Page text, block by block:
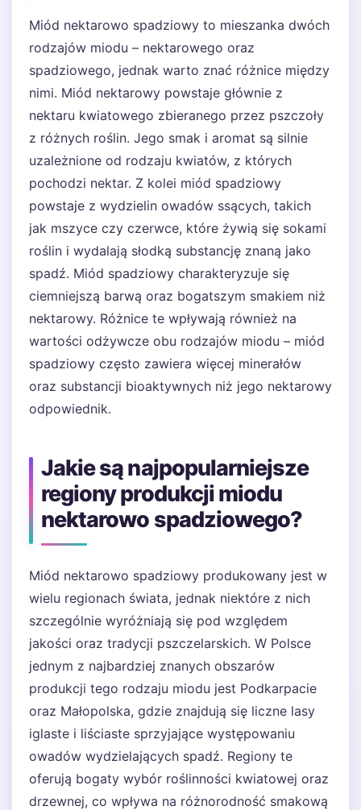
Miód nektarowo spadziowy to mieszanka dwóch
rodzajów miodu – nektarowego oraz
spadziowego, jednak warto znać różnice między
nimi. Miód nektarowy powstaje głównie z
nektaru kwiatowego zbieranego przez pszczoły
z różnych roślin. Jego smak i aromat są silnie
uzależnione od rodzaju kwiatów, z których
pochodzi nektar. Z kolei miód spadziowy
powstaje z wydzielin owadów ssących, takich
jak mszyce czy czerwce, które żywią się sokami
roślin i wydalają słodką substancję znaną jako
spadź. Miód spadziowy charakteryzuje się
ciemniejszą barwą oraz bogatszym smakiem niż
nektarowy. Różnice te wpływają również na
wartości odżywcze obu rodzajów miodu – miód
spadziowy często zawiera więcej minerałów
oraz substancji bioaktywnych niż jego nektarowy
odpowiednik.
Jakie są najpopularniejsze
regiony produkcji miodu
nektarowo spadziowego?
Miód nektarowo spadziowy produkowany jest w
wielu regionach świata, jednak niektóre z nich
szczególnie wyróżniają się pod względem
jakości oraz tradycji pszczelarskich. W Polsce
jednym z najbardziej znanych obszarów
produkcji tego rodzaju miodu jest Podkarpacie
oraz Małopolska, gdzie znajdują się liczne lasy
iglaste i liściaste sprzyjające występowaniu
owadów wydzielających spadź. Regiony te
oferują bogaty wybór roślinności kwiatowej oraz
drzewnej, co wpływa na różnorodność smakową